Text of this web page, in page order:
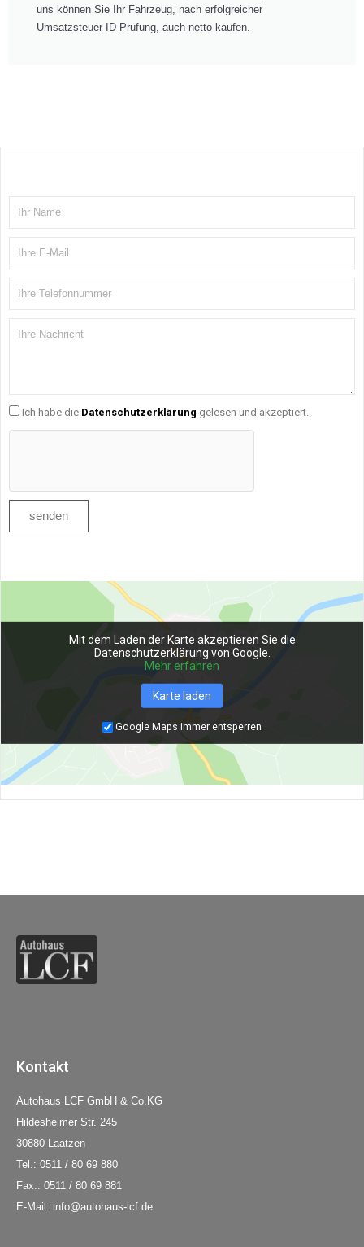
uns können Sie Ihr Fahrzeug, nach erfolgreicher
Umsatzsteuer-ID Prüfung, auch netto kaufen.
Ich habe die Datenschutzerklärung gelesen und akzeptiert.
senden
Mit dem Laden der Karte akzeptieren Sie die
Datenschutzerklärung von Google.
Mehr erfahren
Karte laden
Google Maps immer entsperren
Kontakt
Autohaus LCF GmbH & Co.KG
Hildesheimer Str. 245
30880 Laatzen
Tel.: 0511 / 80 69 880
Fax.: 0511 / 80 69 881
E-Mail: info@autohaus-lcf.de